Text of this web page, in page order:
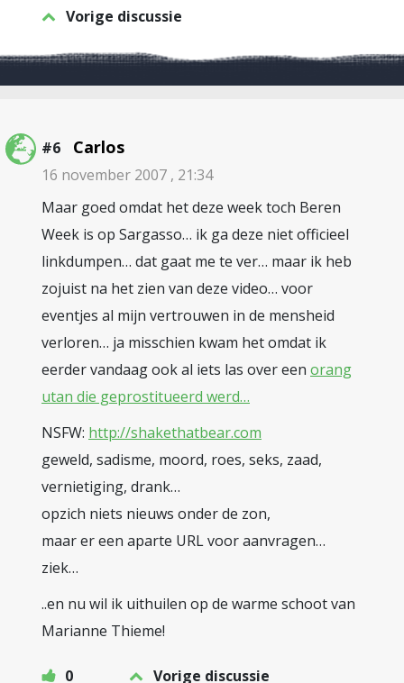
Vorige discussie
#6 Carlos
16 november 2007 , 21:34
Maar goed omdat het deze week toch Beren
Week is op Sargasso… ik ga deze niet officieel
linkdumpen… dat gaat me te ver… maar ik heb
zojuist na het zien van deze video… voor
eventjes al mijn vertrouwen in de mensheid
verloren… ja misschien kwam het omdat ik
eerder vandaag ook al iets las over een orang
utan die geprostitueerd werd…
NSFW: http://shakethatbear.com
geweld, sadisme, moord, roes, seks, zaad,
vernietiging, drank…
opzich niets nieuws onder de zon,
maar er een aparte URL voor aanvragen…
ziek…
..en nu wil ik uithuilen op de warme schoot van
Marianne Thieme!
0 Vorige discussie